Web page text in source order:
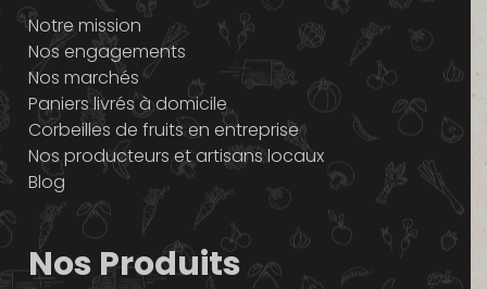
Notre mission
Nos engagements
Nos marchés
Paniers livrés à domicile
Corbeilles de fruits en entreprise
Nos producteurs et artisans locaux
Blog
Nos Produits